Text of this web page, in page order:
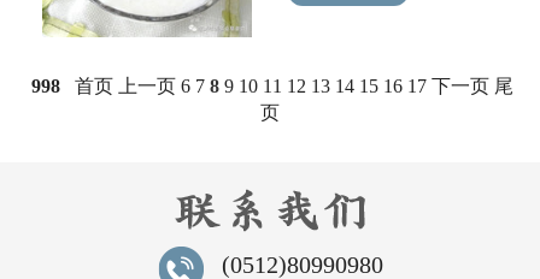
998 首页 上一页 6 7 8 9 10 11 12 13 14 15 16 17 下一页 尾
页
(0512)80990980